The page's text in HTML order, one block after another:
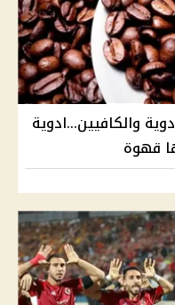
والكافيين...ادوية
قهوة